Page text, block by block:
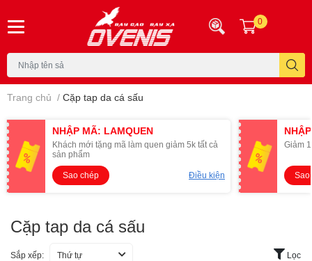
0
Trang chủ / Cặp tap da cá sấu
NHẬP MÃ: LAMQUEN
Khách mới tặng mã làm quen giảm 5k tất cả
sản phẩm
Sao chép
Điều kiện
Giảm
Sao
Cặp tap da cá sấu
Sắp xếp: Thứ tự Lọc